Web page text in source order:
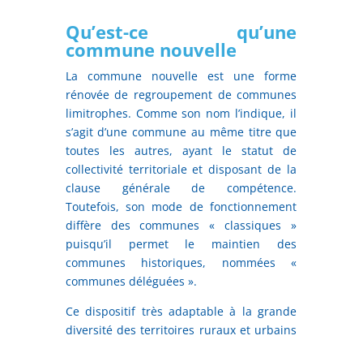
Qu’est-ce qu’une
commune nouvelle
La commune nouvelle est une forme
rénovée de regroupement de communes
limitrophes. Comme son nom l’indique, il
s’agit d’une commune au même titre que
toutes les autres, ayant le statut de
collectivité territoriale et disposant de la
clause générale de compétence.
Toutefois, son mode de fonctionnement
diffère des communes « classiques »
puisqu’il permet le maintien des
communes historiques, nommées «
communes déléguées ».
Ce dispositif très adaptable à la grande
diversité des territoires ruraux et urbains